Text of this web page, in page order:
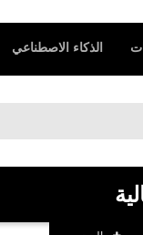
الذكاء الاصطناعي